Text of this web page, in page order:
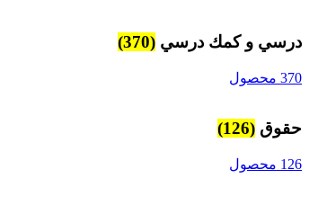
درسي و كمك درسي (370)
370 محصول
حقوق (126)
126 محصول